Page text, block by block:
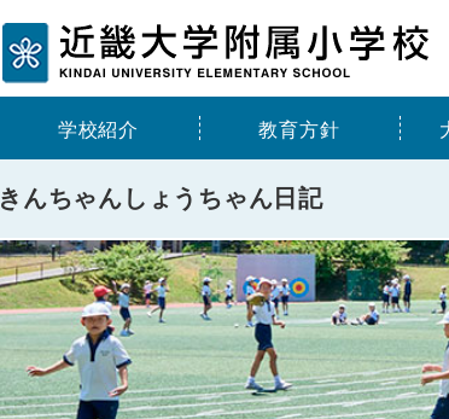
学校紹介 教育方針
きんちゃんしょうちゃん⽇記